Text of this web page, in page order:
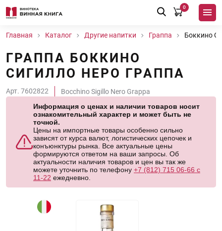
0
Главная Каталог Другие напитки Граппа Боккино
ГРАППА БОККИНО
СИГИЛЛО НЕРО ГРАППА
Арт. 7602822
Bocchino Sigillo Nero Grappa
Информация о ценах и наличии товаров носит
ознакомительный характер и может быть не
точной.
Цены на импортные товары особенно сильно
зависят от курса валют, логистических цепочек и
конъюнктуры рынка. Все актуальные цены
формируются ответом на ваши запросы. Об
актуальности наличия товаров и цен вы так же
можете уточнить по телефону +7 (812) 715 06-66 с
11-22 ежедневно.